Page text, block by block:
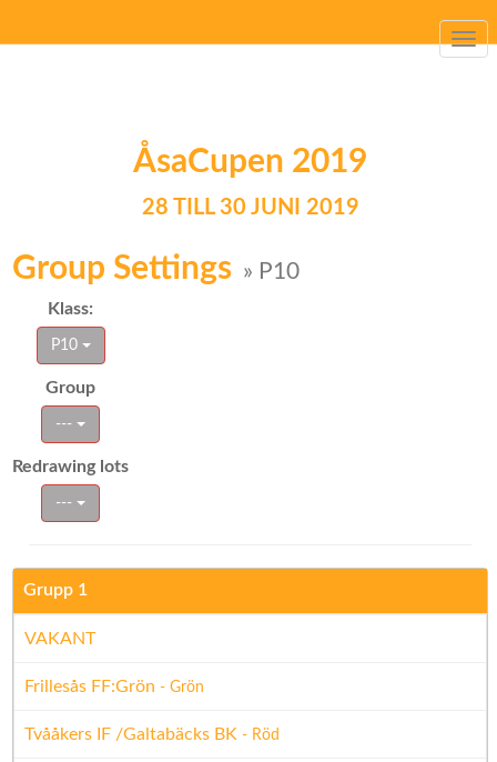
ÅsaCupen 2019
28 TILL 30 JUNI 2019
Group Settings » P10
Klass:
P10
Group
---
Redrawing lots
---
Grupp 1
VAKANT
Frillesås FF:Grön - Grön
Tvååkers IF /Galtabäcks BK - Röd